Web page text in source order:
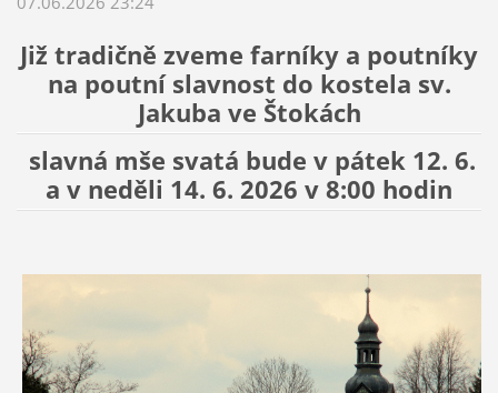
Již tradičně zveme farníky a poutníky
na poutní slavnost do kostela sv.
Jakuba ve Štokách
slavná mše svatá bude v pátek 12. 6.
a v neděli 14. 6. 2026 v 8:00 hodin